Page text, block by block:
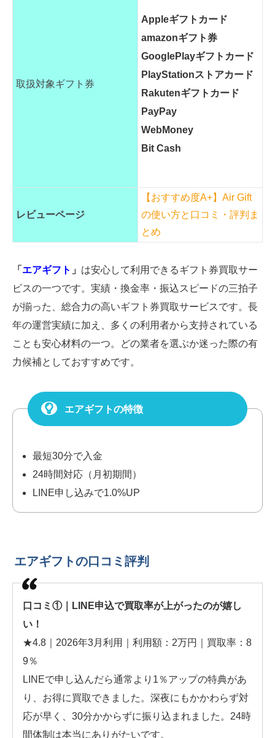
取扱対象ギフト券
Appleギフトカード
amazonギフト券
GooglePlayギフトカード
PlayStationストアカード
Rakutenギフトカード
PayPay
WebMoney
Bit Cash
レビューページ
【おすすめ度A+】Air Gift
の使い方と口コミ・評判ま
とめ
「 エアギフト 」 は安心して利用できるギフト券買取サー
ビスの一つです。実績・換金率・振込スピードの三拍子
が揃った、総合力の高いギフト券買取サービスです。長
年の運営実績に加え、多くの利用者から支持されている
ことも安心材料の一つ。どの業者を選ぶか迷った際の有
力候補としておすすめです。
エアギフトの特徴
最短30分で入金
24時間対応（月初期間）
LINE申し込みで1.0%UP
エアギフトの口コミ評判
口コミ①｜LINE申込で買取率が上がったのが嬉し
い！
★4.8｜2026年3月利用｜利用額：2万円｜買取率：8
9％
LINEで申し込んだら通常より1％アップの特典があ
り、お得に買取できました。深夜にもかかわらず対
応が早く、30分かからずに振り込まれました。24時
間体制は本当にありがたいです。